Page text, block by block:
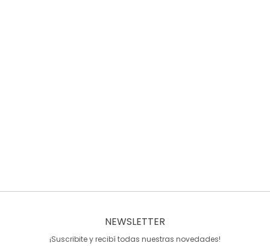
NEWSLETTER
¡Suscribite y recibí todas nuestras novedades!